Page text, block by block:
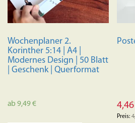
Wochenplaner 2.
Korinther 5:14 | A4 |
Modernes Design | 50 Blatt
| Geschenk | Querformat
ab 9,49€
Preis: